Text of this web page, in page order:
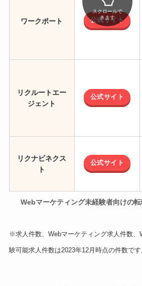
ワークポート 公式サイト
リクルートエー
ジェント
公式サイト
リクナビネクス
ト
公式サイト
スクロールで
きます
Webマーケティング未経験者向けの
※求人件数、Webマーケティング求人件数、
験可能求人件数は2023年12月時点の件数です